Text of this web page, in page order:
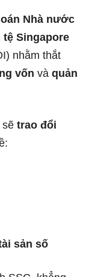
Nhà nước
tệ Singapore
nhằm thắt
vốn và quản
sẽ trao đổi
sản số